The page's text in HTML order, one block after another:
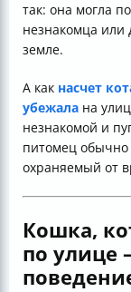
так: она могла
незнакомца или
земле.
А как насчет
убежала на
незнакомой и
питомец обычно
охраняемый от
Кошка,
по улице